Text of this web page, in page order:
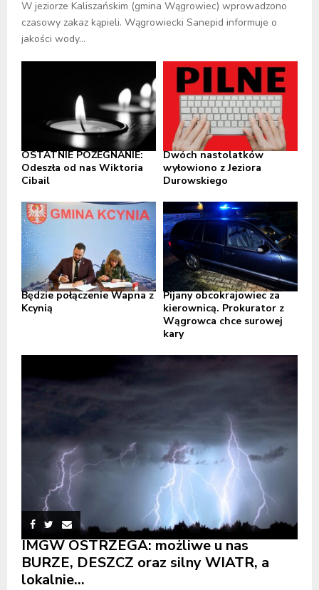
W jeziorze Kaliszańskim (gmina Wągrowiec) wprowadzono
czasowy zakaz kąpieli. Wągrowiecki Sanepid informuje o
jakości wody...
OSTATNIE POŻEGNANIE:
Odeszła od nas Wiktoria
Cibail
Dwóch nastolatków
wyłowiono z Jeziora
Durowskiego
Będzie połączenie Wapna z
Kcynią
Pijany obcokrajowiec za
kierownicą. Prokurator z
Wągrowca chce surowej
kary
IMGW OSTRZEGA: możliwe u nas
BURZE, DESZCZ oraz silny WIATR, a
lokalnie...